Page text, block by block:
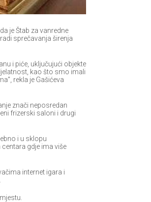
je Štab za vanredne
sprečavanja širenja
i piće, uključujući objekte
kao što smo imali
rekla je Gašićeva
znači neposredan
frizerski saloni i drugi
i u sklopu
gdje ima više
internet igara i